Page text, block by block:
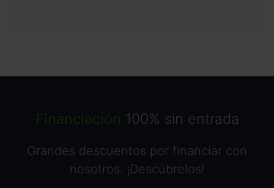
Financiación 100% sin entrada
Grandes descuentos por financiar con
nosotros. ¡Descúbrelos!